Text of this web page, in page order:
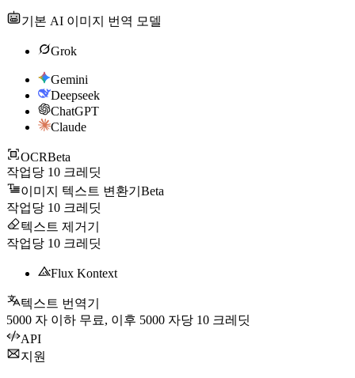
기본 AI 이미지 번역 모델
Grok
Gemini
Deepseek
ChatGPT
Claude
OCRBeta
작업당 10 크레딧
이미지 텍스트 변환기 Beta
작업당 10 크레딧
텍스트 제거기
작업당 10 크레딧
Flux Kontext
텍스트 번역기
5000 자 이하 무료, 이후 5000 자당 10 크레딧
API
지원